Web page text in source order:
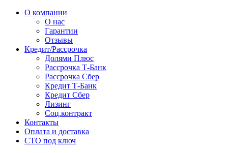
О компании
О нас
Гарантии
Отзывы
Кредит/Рассрочка
Долями Плюс
Рассрочка Т-Банк
Рассрочка Сбер
Кредит Т-Банк
Кредит Сбер
Лизинг
Соц.контракт
Контакты
Оплата и доставка
СТО под ключ